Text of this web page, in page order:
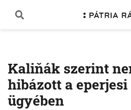
Kaliňák szerint
hibázott a
ügyében